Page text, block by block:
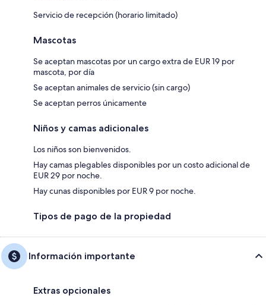
Servicio de recepción (horario limitado)
Mascotas
Se aceptan mascotas por un cargo extra de EUR 19 por
mascota, por día
Se aceptan animales de servicio (sin cargo)
Se aceptan perros únicamente
Niños y camas adicionales
Los niños son bienvenidos.
Hay camas plegables disponibles por un costo adicional de
EUR 29 por noche.
Hay cunas disponibles por EUR 9 por noche.
Tipos de pago de la propiedad
Información importante
Extras opcionales